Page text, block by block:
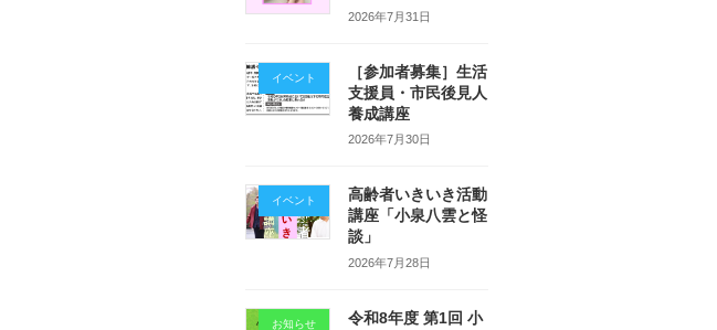
2026年7月31日
イベント
［参加者募集］生活
支援員・市民後見人
養成講座
2026年7月30日
イベント
高齢者いきいき活動
講座「小泉八雲と怪
談」
2026年7月28日
お知らせ
令和8年度 第1回 小